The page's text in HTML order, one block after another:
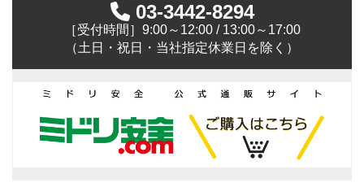
03-3442-8294
［受付時間］9:00～12:00 / 13:00～17:00
（土日・祝日・当社指定休業日を除く）